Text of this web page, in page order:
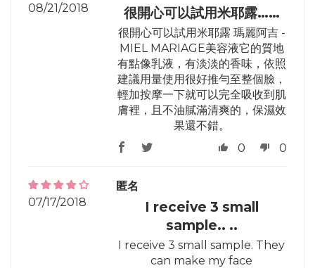
08/21/2018 很開心可以試用米耶露……
很開心可以試用米耶露 瑪麗阿吉 -
MIEL MARIAGE美容液它的質地
有點像乳液，有淡淡的香味，依照
建議用量使用很好推勻至整個臉，
輕加按摩一下就可以完全吸收到肌
膚裡，且不油膩滿清爽的，保濕效
果還不錯。
0
0
07/17/2018
匿名
I receive 3 small
sample.. ..
I receive 3 small sample. They
can make my face